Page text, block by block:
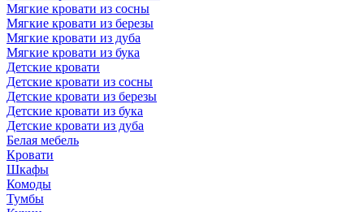
Мягкие кровати из сосны
Мягкие кровати из березы
Мягкие кровати из дуба
Мягкие кровати из бука
Детские кровати
Детские кровати из сосны
Детские кровати из березы
Детские кровати из бука
Детские кровати из дуба
Белая мебель
Кровати
Шкафы
Комоды
Тумбы